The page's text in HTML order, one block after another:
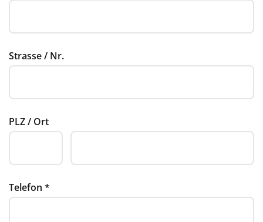
Strasse / Nr.
PLZ / Ort
Telefon *